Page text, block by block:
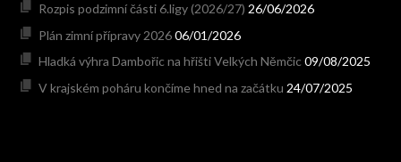
Rozpis podzimní části 6.ligy (2026/27) 26/06/2026
Plán zimní přípravy 202606/01/2026
Hladká výhra Dambořic na hřišti Velkých Němčic 09/08/2025
V krajském poháru končíme hned na začátku 24/07/2025